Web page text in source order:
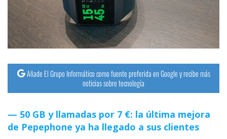
Operadores
Trucos
Tutoriales
Ciberseguridad
Añade El Grupo Informático como fuente preferida en Google y recibe más
noticias sobre tecnología
50 GB y llamadas por 7 €: la última mejora
de Pepephone ya ha llegado a sus clientes